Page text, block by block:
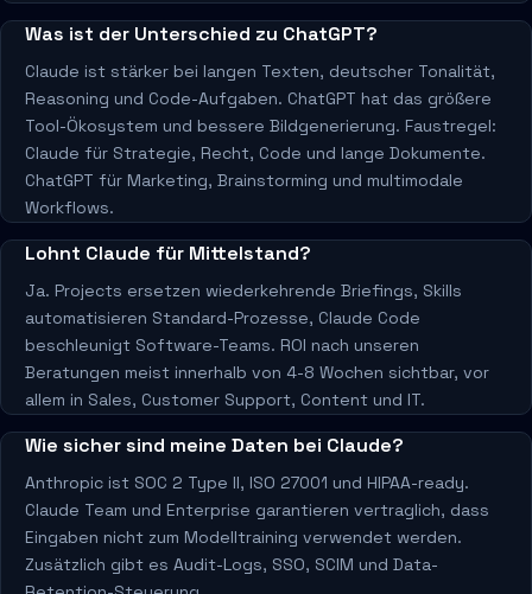
Was ist der Unterschied zu ChatGPT?
Claude ist stärker bei langen Texten, deutscher Tonalität,
Reasoning und Code-Aufgaben. ChatGPT hat das größere
Tool-Ökosystem und bessere Bildgenerierung. Faustregel:
Claude für Strategie, Recht, Code und lange Dokumente.
ChatGPT für Marketing, Brainstorming und multimodale
Workflows.
Lohnt Claude für Mittelstand?
Ja. Projects ersetzen wiederkehrende Briefings, Skills
automatisieren Standard-Prozesse, Claude Code
beschleunigt Software-Teams. ROI nach unseren
Beratungen meist innerhalb von 4-8 Wochen sichtbar, vor
allem in Sales, Customer Support, Content und IT.
Wie sicher sind meine Daten bei Claude?
Anthropic ist SOC 2 Type II, ISO 27001 und HIPAA-ready.
Claude Team und Enterprise garantieren vertraglich, dass
Eingaben nicht zum Modelltraining verwendet werden.
Zusätzlich gibt es Audit-Logs, SSO, SCIM und Data-